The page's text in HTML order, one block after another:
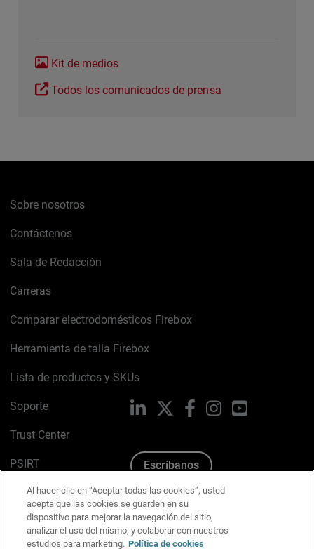
Kit de medios
Todos los comunicados de prensa
Sobre nosotros
Contáctenos
Sala de Redacción
Carreras
Comparar electrodomésticos Firebox
Herramienta de talla Firebox
Lista de productos y SKUs
Soporte
Trust Center
PSIRT
Política de cookies
Política de privacidad
LinkedIn FacebookInstagram
Escríbanos
Al hacer clic en “Aceptar todas las cookies”, usted
acepta que las cookies se guarden en su
dispositivo para mejorar la navegación del sitio,
analizar el uso del mismo, y colaborar con nuestros
estudios para marketing. Política de cookies